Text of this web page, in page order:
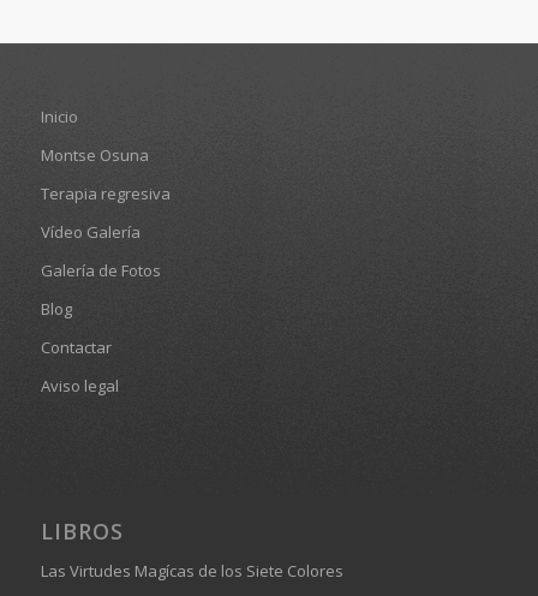
Inicio
Montse Osuna
Terapia regresiva
Vídeo Galería
Galería de Fotos
Blog
Contactar
Aviso legal
LIBROS
Las Virtudes Magícas de los Siete Colores